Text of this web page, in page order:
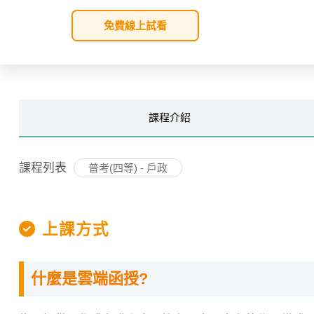
免費線上試看
課程介紹
課程列表 普考(四等) - 戶政
上課方式
什麼是雲端函授?